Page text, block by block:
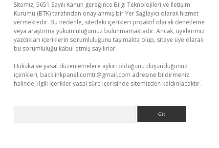
Sitemiz, 5651 Sayılı Kanun gereğince Bilgi Teknolojileri ve İletişim
Kurumu (BTK) tarafından onaylanmış bir Yer Sağlayıcı olarak hizmet
vermektedir. Bu nedenle, sitedeki içerikleri proaktif olarak denetleme
veya araştırma yükümlülüğümüz bulunmamaktadır. Ancak, üyelerimiz
yazdıkları içeriklerin sorumluluğunu taşımakta olup, siteye üye olarak
bu sorumluluğu kabul etmiş sayılırlar.
Hukuka ve yasal düzenlemelere aykırı olduğunu düşündüğünüz
içerikleri, backlinkpanelicomtr@gmail.com adresine bildirmeniz
halinde, ilgili içerikler yasal süre içerisinde sitemizden kaldırılacaktır.